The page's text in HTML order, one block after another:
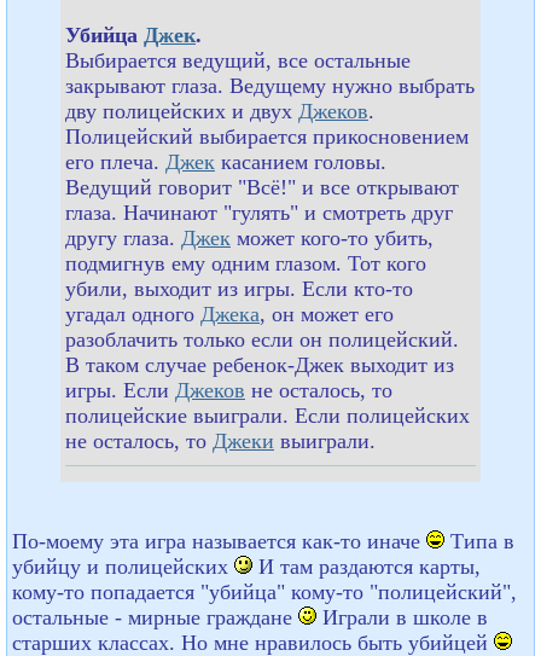
Убийца Джек.
Выбирается ведущий, все остальные
закрывают глаза. Ведущему нужно выбрать
дву полицейских и двух Джеков.
Полицейский выбирается прикосновением
его плеча. Джек касанием головы.
Ведущий говорит "Всё!" и все открывают
глаза. Начинают "гулять" и смотреть друг
другу глаза. Джек может кого-то убить,
подмигнув ему одним глазом. Тот кого
убили, выходит из игры. Если кто-то
угадал одного Джека, он может его
разоблачить только если он полицейский.
В таком случае ребенок-Джек выходит из
игры. Если Джеков не осталось, то
полицейские выиграли. Если полицейских
не осталось, то Джеки выиграли.
По-моему эта игра называется как-то иначе
Типа в
убийцу и полицейских
И там раздаются карты,
кому-то попадается "убийца" кому-то "полицейский",
остальные - мирные граждане
Играли в школе в
старших классах. Но мне нравилось быть убийцей